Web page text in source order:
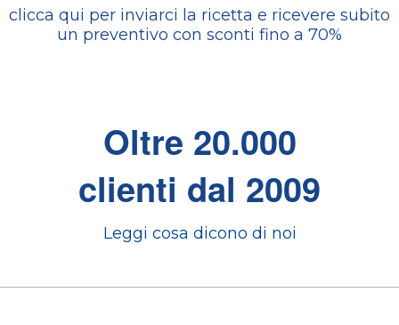
clicca qui per inviarci la ricetta e ricevere subito
un preventivo con sconti fino a 70%
Oltre 20.000
clienti dal 2009
Leggi cosa dicono di noi